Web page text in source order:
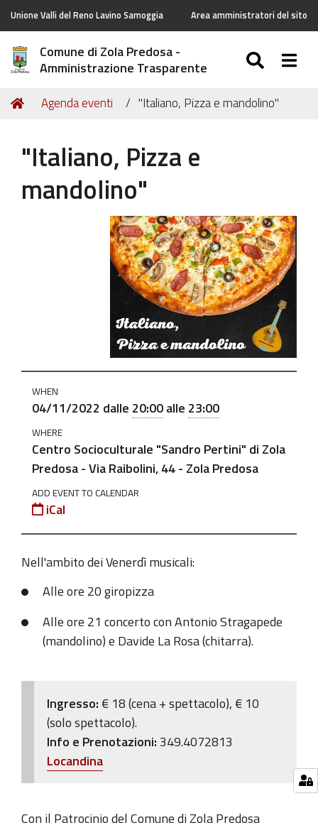
Unione Valli del Reno Lavino Samoggia Area amministratori del sito
Comune di Zola Predosa -
Amministrazione Trasparente
Tu
Home
Agenda eventi "Italiano, Pizza e mandolino"
"Italiano, Pizza e
mandolino"
https://old.comune.zolapredosa.bo.it/events/italiano-
2022-
11-
04T20:00:00+01:00
2022-
11-
04T23:00:00+01:00
WHEN
04/11/2022 dalle 20:00alle 23:00
WHERE
Centro Socioculturale "Sandro Pertini" di Zola
Predosa - Via Raibolini, 44 - Zola Predosa
ADD EVENT TO CALENDAR
iCal
Nell'ambito dei Venerdì musicali:
Alle ore 20 giropizza
Alle ore 21 concerto con Antonio Stragapede
(mandolino) e Davide La Rosa (chitarra).
Ingresso: € 18 (cena + spettacolo), € 10
(solo spettacolo).
Info e Prenotazioni:349.4072813
Locandina
Con il Patrocinio del Comune di Zola Predosa